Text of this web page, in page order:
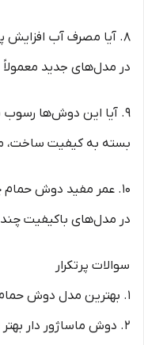
8. آیا مصرف آب افزایش پیدا می‌کند؟
در مدل‌های جدید
9. آیا این دوش‌ها رسوب می‌گیرند؟
بسته به کیفیت ساخت،
10. عمر مفید دوش حمام چقدر است؟
در مدل‌های باکیفیت
سوالات پرتکرار
1. بهترین مدل دوش حمام برای سال ۲۰۲۶ چیست؟
2. دوش ماساژور دار بهتر است یا پیانویی؟